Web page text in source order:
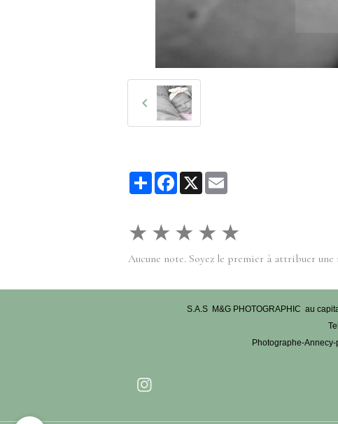
PartagerFacebook
X
★ ★ ★ ★ ★
Aucune note. Soyez le premier à attribuer une
S.A.S M&G PHOTOGRAPHIC au
Photographe-